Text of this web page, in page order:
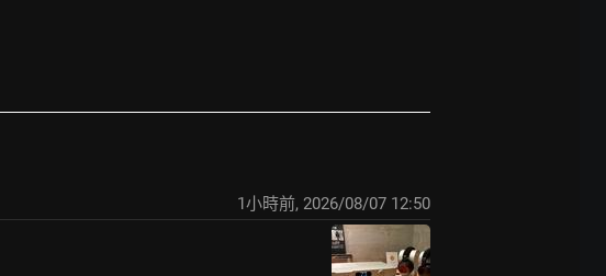
1小時前, 2026/08/07 12:50